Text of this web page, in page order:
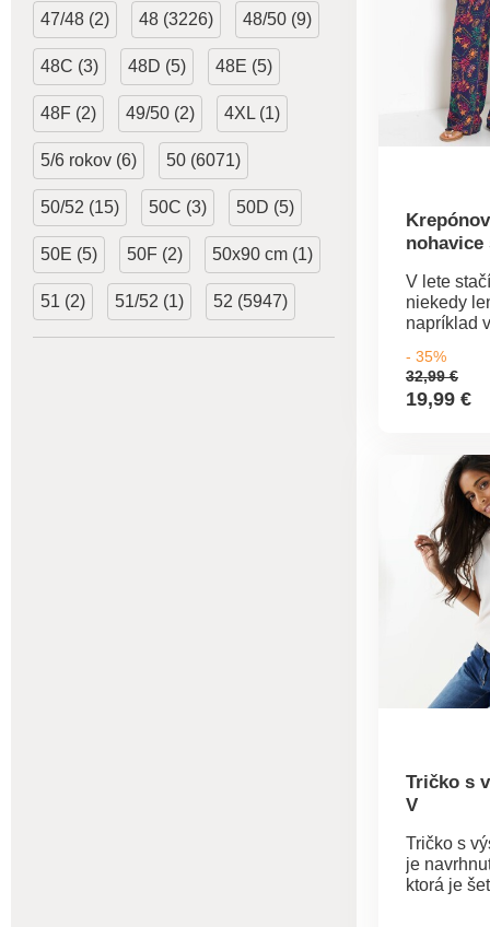
47/48 (2) 48 (3226) 48/50 (9)
48C (3) 48D (5) 48E (5)
48F (2) 49/50 (2) 4XL (1)
5/6 rokov (6) 50 (6071)
50/52 (15) 50C (3) 50D (5)
50E (5) 50F (2) 50x90 cm (1)
51 (2) 51/52 (1) 52 (5947)
a výrobok
nad
noriem.
nohavice
slnká
V lete
niekedy
napríklad
krepónový
sa
poriadnu
ležérnosti.
na pláži.
krepónu
nosia.
Bežná
Pružný
bočných
nohavice
lemom.
práčke.
- 35%
32,99 €
19,99 €
Tričko s
V
Tričko s
je
ktorá je